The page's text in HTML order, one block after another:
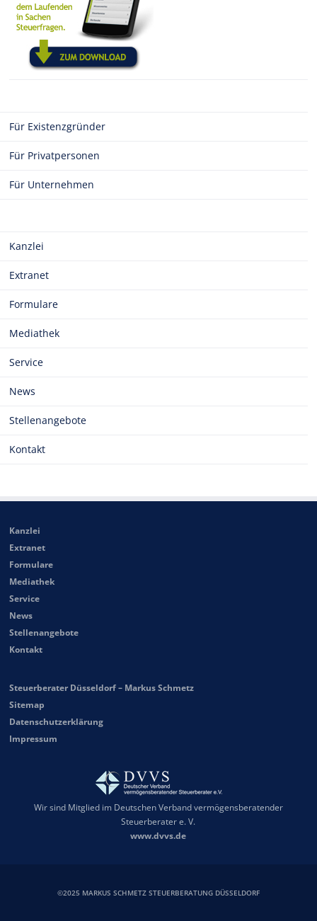
Für Existenzgründer
Für Privatpersonen
Für Unternehmen
Kanzlei
Extranet
Formulare
Mediathek
Service
News
Stellenangebote
Kontakt
Kanzlei
Extranet
Formulare
Mediathek
Service
News
Stellenangebote
Kontakt
Steuerberater Düsseldorf – Markus Schmetz
Sitemap
Datenschutzerklärung
Impressum
Wir sind Mitglied im Deutschen Verband vermögensberatender
Steuerberater e. V.
www.dvvs.de
©2025 MARKUS SCHMETZ STEUERBERATUNG DÜSSELDORF